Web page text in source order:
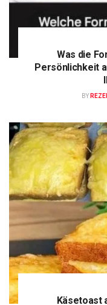
Was die
Persönlichkeit
BY
Käsetoast